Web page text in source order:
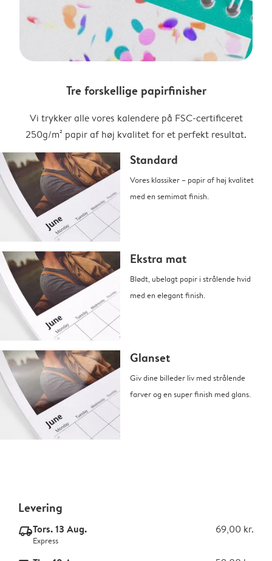
Tre forskellige papirfinisher
Vi trykker alle vores kalendere på FSC-certificeret
250g/m² papir af høj kvalitet for et perfekt resultat.
Standard
Vores klassiker – papir af høj kvalitet
med en semimat finish.
Ekstra mat
Blødt, ubelagt papir i strålende hvid
med en elegant finish.
Glanset
Giv dine billeder liv med strålende
farver og en super finish med glans.
Levering
delivery_express_v2Tors. 13 Aug. 69,00 kr.
Express